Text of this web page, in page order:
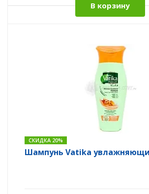
В корзину
СКИДКА 20%
Шампунь Vatika